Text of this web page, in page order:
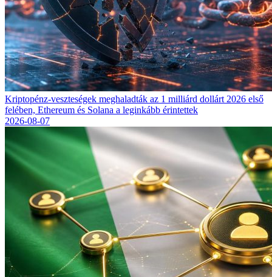
Kriptopénz-veszteségek meghaladták az 1 milliárd dollárt 2026 első
felében, Ethereum és Solana a leginkább érintettek
2026-08-07